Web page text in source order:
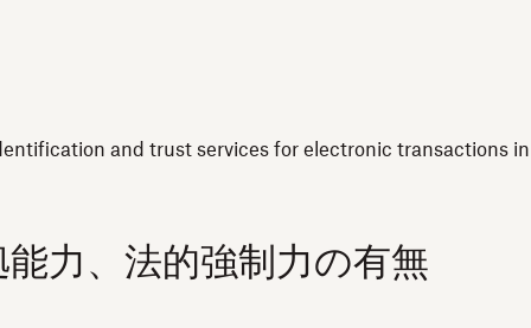
and trust services for electronic transactions
力、法的強制力の有無